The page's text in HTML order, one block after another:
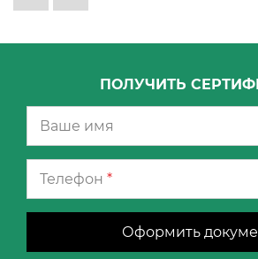
ПОЛУЧИТЬ
Телефон *
Оформить